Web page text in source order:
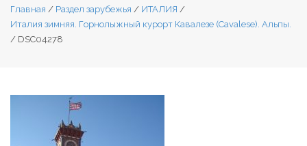
Главная / Раздел зарубежья / ИТАЛИЯ /
Италия зимняя. Горнолыжный курорт Кавалезе (Cavalese). Альпы.
/ DSC04278